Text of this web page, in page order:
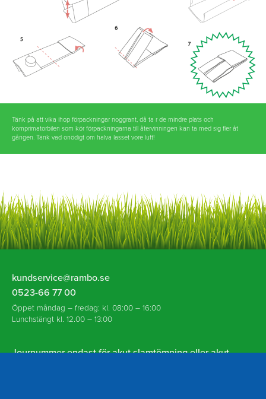
Tänk på att vika ihop förpackningar noggrant, då ta r de mindre plats och
komprimatorbilen som kör förpackningarna till återvinningen kan ta med sig fler åt
gången. Tänk vad onödigt om halva lasset vore luft!
Rambo
AB
kundservice@rambo.se
0523-66 77 00
Öppet måndag – fredag: kl. 08:00 – 16:00
Lunchstängt kl. 12.00 – 13:00
Journummer endast för akut slamtömning eller akut